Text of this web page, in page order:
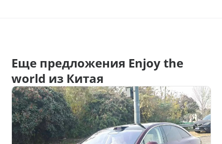
Еще предложения Enjoy the
world из Китая